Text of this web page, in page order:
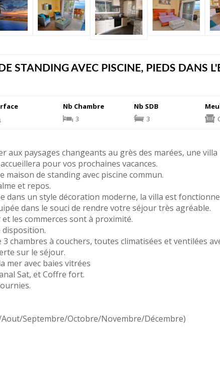
STANDING AVEC PISCINE, PIEDS DANS
Nb Chambre
3
Nb SDB
3
aux paysages changeants au grès des marées, une
pour vos prochaines vacances.
maison de standing avec piscine commun.
et repos.
dans un style décoration moderne, la villa est
dans le souci de rendre votre séjour très agréable.
les commerces sont à proximité.
disposition.
3 chambres à couchers, toutes climatisées et ventilées
sur le séjour.
mer avec baies vitrées
Sat, et Coffre fort.
Septembre/Octobre/Novembre/Décembre)